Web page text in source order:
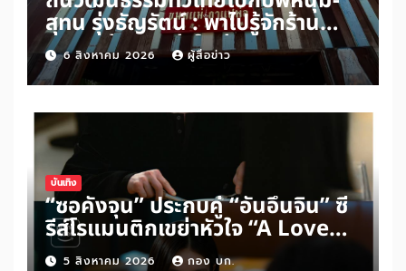
สุทน รุ่งธัญรัตน์ : พาไปรู้จักร้าน
ขนมแม่กาแฟพ่อในย่านสวนเกษตร
อำเภออัมพวา จังหวัดสมุทรสงคราม
6 สิงหาคม 2026 ผู้สื่อข่าว
บันเทิง
“ซอคังจุน” ประกบคู่ “อันอึนจิน” ซี
รีส์โรแมนติกเขย่าหัวใจ “A Love
Other Than Yours”
5 สิงหาคม 2026 กอง บก.